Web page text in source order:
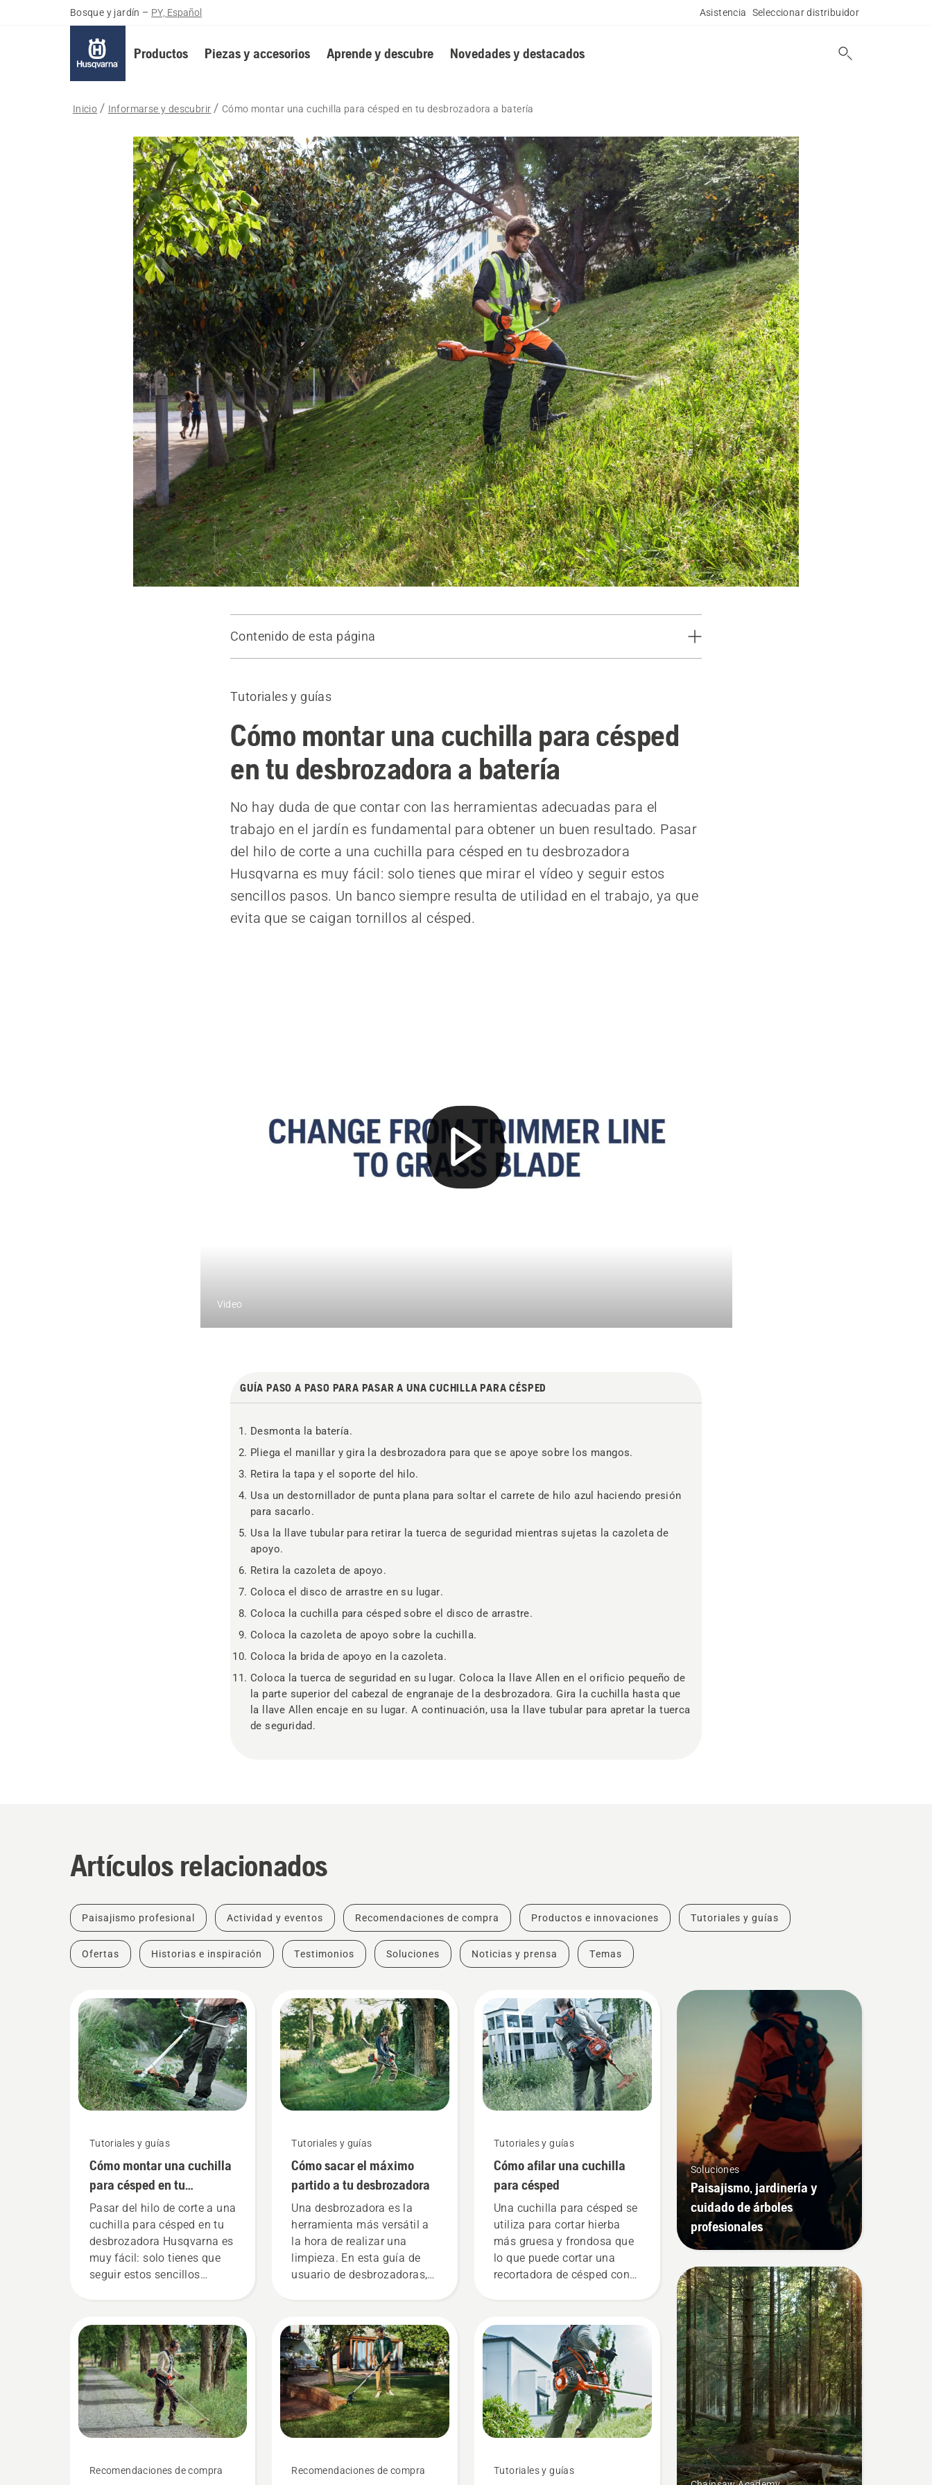
Bosque y jardín – PY, Español Asistencia Seleccionar distribuidor
Productos Piezas y accesorios Aprende y descubre Novedades y destacados
Inicio Informarse y descubrir Cómo montar una cuchilla para césped en tu desbrozadora a batería
Contenido de esta página
Pasar del hilo de corte a una cuchilla para césped
Tutoriales y guías
Cómo montar una cuchilla para césped
en tu desbrozadora a batería
No hay duda de que contar con las herramientas adecuadas para el
trabajo en el jardín es fundamental para obtener un buen resultado. Pasar
del hilo de corte a una cuchilla para césped en tu desbrozadora
Husqvarna es muy fácil: solo tienes que mirar el vídeo y seguir estos
sencillos pasos. Un banco siempre resulta de utilidad en el trabajo, ya que
evita que se caigan tornillos al césped.
Video
GUÍA PASO A PASO PARA PASAR A UNA CUCHILLA PARA CÉSPED
Desmonta la batería.
Pliega el manillar y gira la desbrozadora para que se apoye sobre los mangos.
Retira la tapa y el soporte del hilo.
Usa un destornillador de punta plana para soltar el carrete de hilo azul haciendo presión
para sacarlo.
Usa la llave tubular para retirar la tuerca de seguridad mientras sujetas la cazoleta de
apoyo.
Retira la cazoleta de apoyo.
Coloca el disco de arrastre en su lugar.
Coloca la cuchilla para césped sobre el disco de arrastre.
Coloca la cazoleta de apoyo sobre la cuchilla.
Coloca la brida de apoyo en la cazoleta.
Coloca la tuerca de seguridad en su lugar. Coloca la llave Allen en el orificio pequeño de
la parte superior del cabezal de engranaje de la desbrozadora. Gira la cuchilla hasta que
la llave Allen encaje en su lugar. A continuación, usa la llave tubular para apretar la tuerca
de seguridad.
Artículos relacionados
Paisajismo profesional Actividad y eventos Recomendaciones de compra Productos e innovaciones Tutoriales y guías
Ofertas Historias e inspiración Testimonios Soluciones Noticias y prensa Temas
Tutoriales y guías
Cómo montar una cuchilla
para césped en tu
desbrozadora
Pasar del hilo de corte a una
cuchilla para césped en tu
desbrozadora Husqvarna es
muy fácil: solo tienes que
seguir estos sencillos
asegúrate de hacerlo en un
lugar donde sea fácil
encontrar una herramienta
pequeña o un tornillo en
caso de que se caigan.
Recomendaciones de compra
Tutoriales y guías
Cómo sacar el máximo
partido a tu desbrozadora
Una desbrozadora es la
herramienta más versátil a
la hora de realizar una
limpieza. En esta guía de
usuario de desbrozadoras,
forma segura y eficaz con tu
desbrozadora Husqvarna.
Recomendaciones de compra
Tutoriales y guías
Cómo afilar una cuchilla
para césped
Una cuchilla para césped se
utiliza para cortar hierba
más gruesa y frondosa que
lo que puede cortar una
recortadora de césped con
eficiencia. Mira este vídeo
corto sobre cómo afilar y
mantener una cuchilla para
césped.
Tutoriales y guías
Soluciones
Paisajismo, jardinería y
cuidado de árboles
profesionales